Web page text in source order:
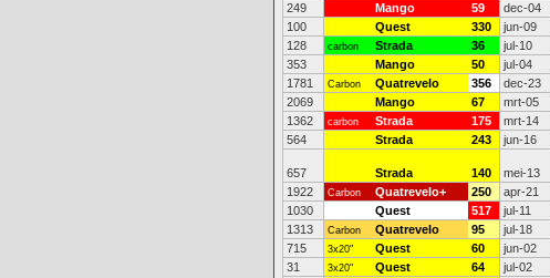
249
Mango 59 dec-04
100
Quest 330 jun-09
128
carbon Strada 36 jul-10
353
Mango 50 jul-04
1781
Carbon Quatrevelo 356 dec-23
2069
Mango 67 mrt-05
1362
carbon Strada 175 mrt-14
564
Strada 243 jun-16
657 Strada 140 mei-13
1922
Carbon Quatrevelo+ 250 apr-21
1030
Quest 517 jul-11
1313
Carbon Quatrevelo 95 jul-18
715
3x20" Quest 60 jun-02
31
3x20" Quest 64 jul-02